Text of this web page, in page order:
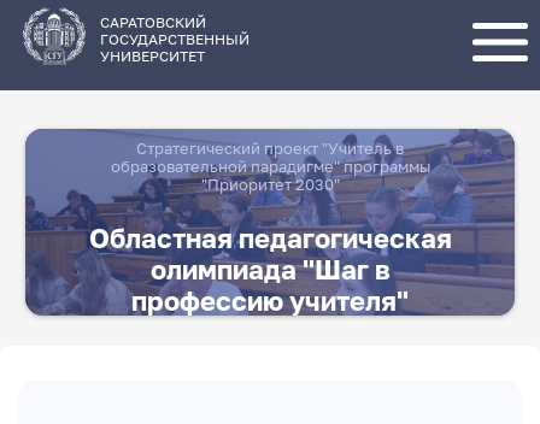
основному
содержанию
САРАТОВСКИЙ
ГОСУДАРСТВЕННЫЙ
УНИВЕРСИТЕТ
Стратегический проект "Учитель в
образовательной парадигме" программы
"Приоритет 2030"
Областная педагогическая
олимпиада "Шаг в
профессию учителя"